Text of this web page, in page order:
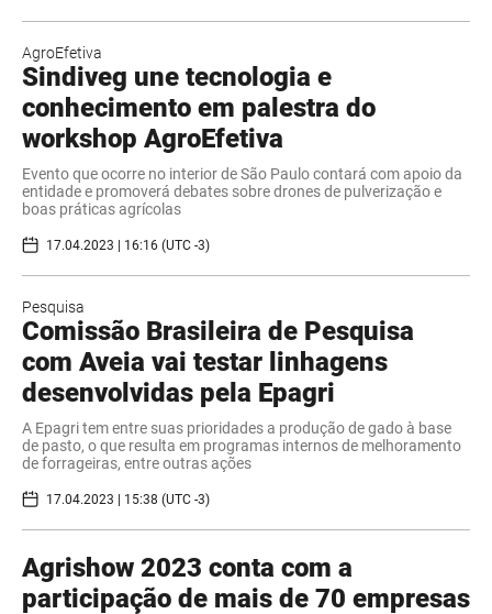
AgroEfetiva
Sindiveg une tecnologia e
conhecimento em palestra do
workshop AgroEfetiva
Evento que ocorre no interior de São Paulo contará com apoio da
entidade e promoverá debates sobre drones de pulverização e
boas práticas agrícolas
17.04.2023 | 16:16 (UTC -3)
Pesquisa
Comissão Brasileira de Pesquisa
com Aveia vai testar linhagens
desenvolvidas pela Epagri
A Epagri tem entre suas prioridades a produção de gado à base
de pasto, o que resulta em programas internos de melhoramento
de forrageiras, entre outras ações
17.04.2023 | 15:38 (UTC -3)
Agrishow 2023 conta com a
participação de mais de 70 empresas